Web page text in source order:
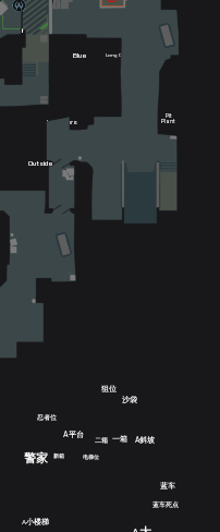
A Short
Stairs
Long Corner
Blue
Pit
Plant
Long Doors
Outside Long
警家
狙位
沙袋
A斜坡
蓝车
A小楼梯
电梯位
A平台
忍者位
蓝车死点
二箱 一箱
新箱